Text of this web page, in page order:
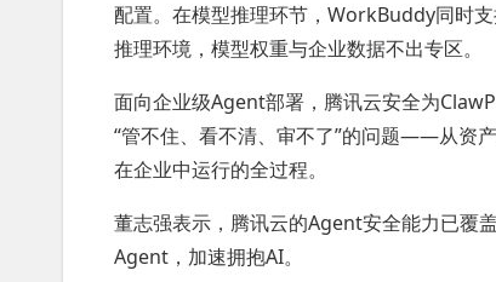
配置。在模型推理环节，WorkBuddy同时
推理环境，模型权重与企业数据不出专区。
面向企业级Agent部署，腾讯云安全为
“管不住、看不清、审不了”的问题——从资
在企业中运行的全过程。
董志强表示，腾讯云的Agent安全能力已覆
Agent，加速拥抱AI。